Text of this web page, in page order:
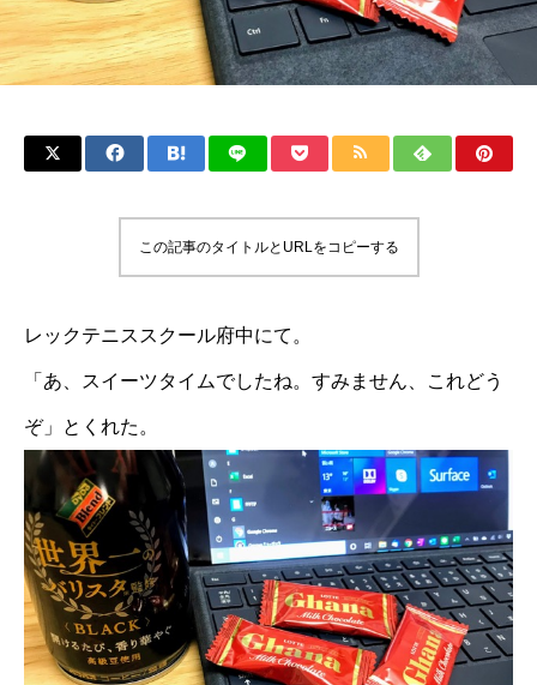
この記事のタイトルとURLをコピーする
レックテニススクール府中にて。
「あ、スイーツタイムでしたね。すみません、これどう
ぞ」とくれた。